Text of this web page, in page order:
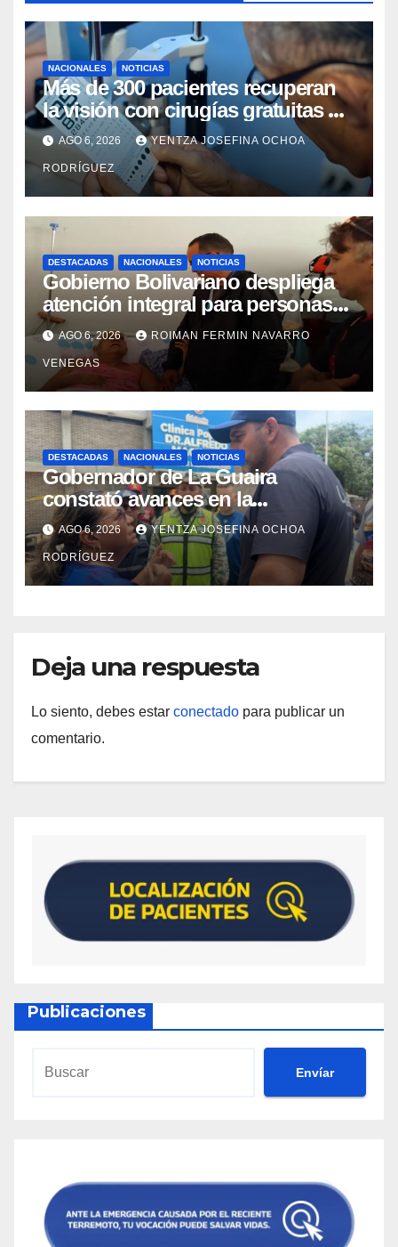
NACIONALES NOTICIAS
Más de 300 pacientes recuperan
la visión con cirugías gratuitas de
cataratas en Zulia
AGO 6, 2026 YENTZA JOSEFINA OCHOA
RODRÍGUEZ
DESTACADAS NACIONALES NOTICIAS
Gobierno Bolivariano despliega
atención integral para personas
con discapacidad en
campamentos de La Guaira
AGO 6, 2026 ROIMAN FERMIN NAVARRO
VENEGAS
DESTACADAS NACIONALES NOTICIAS
Gobernador de La Guaira
constató avances en la
rehabilitación del Hospitalito de
Catia la Mar
AGO 6, 2026 YENTZA JOSEFINA OCHOA
RODRÍGUEZ
Deja una respuesta
Lo siento, debes estar conectado para publicar un
comentario.
Publicaciones
Envíar